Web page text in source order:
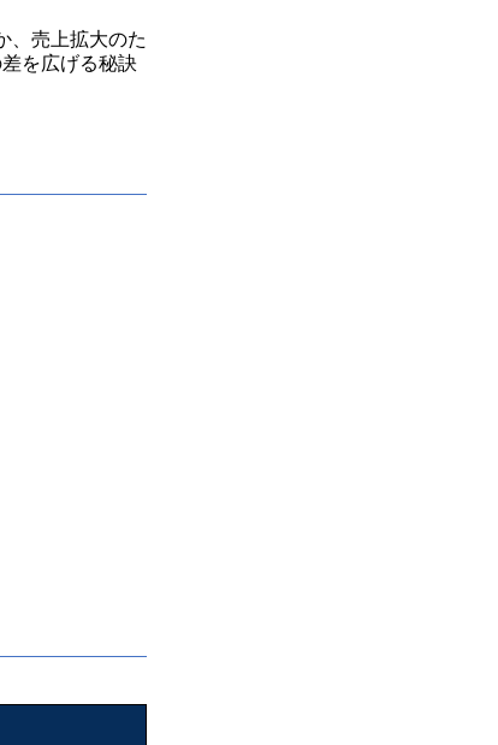
、売上拡大のた
を広げる秘訣